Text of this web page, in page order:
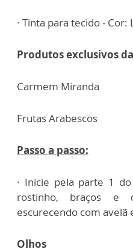
· Tinta para tecido - Cor:
Produtos exclusivos
Carmem Miranda
Frutas Arabescos
Passo a passo:
· Inicie pela parte 1
rostinho, braços e
escurecendo com avelã
Olhos